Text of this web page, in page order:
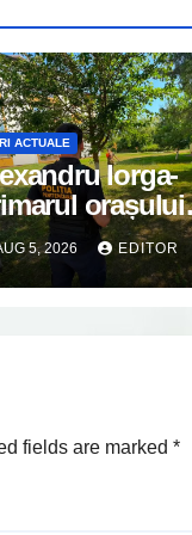
ACTUALE
Iorga-
orașului
Orașele
apar din
5, 2026 EDITOR
fields are marked *